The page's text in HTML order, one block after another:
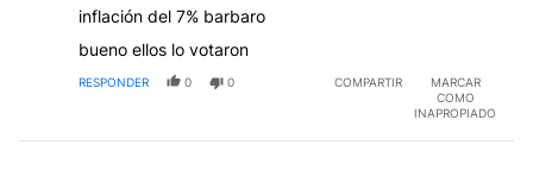
inflación del 7% barbaro
bueno ellos lo votaron
RESPONDER 0 0 COMPARTIR
MARCAR
COMO
INAPROPIADO